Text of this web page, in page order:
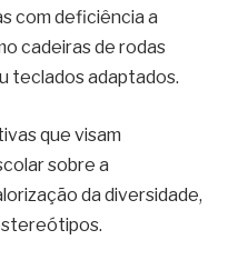
com deficiência a
cadeiras de rodas
teclados adaptados.
que visam
sobre a
da diversidade,